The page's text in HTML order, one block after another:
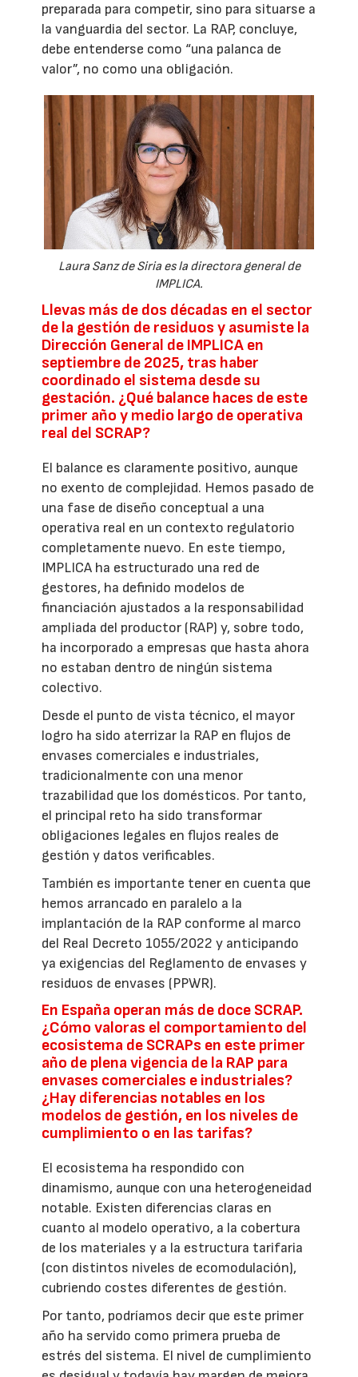
preparada para competir, sino para situarse a
la vanguardia del sector. La RAP, concluye,
debe entenderse como “una palanca de
valor”, no como una obligación.
Laura Sanz de Siria es la directora general de
IMPLICA.
Llevas más de dos décadas en el sector
de la gestión de residuos y asumiste la
Dirección General de IMPLICA en
septiembre de 2025, tras haber
coordinado el sistema desde su
gestación. ¿Qué balance haces de este
primer año y medio largo de operativa
real del SCRAP?
El balance es claramente positivo, aunque
no exento de complejidad. Hemos pasado de
una fase de diseño conceptual a una
operativa real en un contexto regulatorio
completamente nuevo. En este tiempo,
IMPLICA ha estructurado una red de
gestores, ha definido modelos de
financiación ajustados a la responsabilidad
ampliada del productor (RAP) y, sobre todo,
ha incorporado a empresas que hasta ahora
no estaban dentro de ningún sistema
colectivo.
Desde el punto de vista técnico, el mayor
logro ha sido aterrizar la RAP en flujos de
envases comerciales e industriales,
tradicionalmente con una menor
trazabilidad que los domésticos. Por tanto,
el principal reto ha sido transformar
obligaciones legales en flujos reales de
gestión y datos verificables.
También es importante tener en cuenta que
hemos arrancado en paralelo a la
implantación de la RAP conforme al marco
del Real Decreto 1055/2022 y anticipando
ya exigencias del Reglamento de envases y
residuos de envases (PPWR).
En España operan más de doce SCRAP.
¿Cómo valoras el comportamiento del
ecosistema de SCRAPs en este primer
año de plena vigencia de la RAP para
envases comerciales e industriales?
¿Hay diferencias notables en los
modelos de gestión, en los niveles de
cumplimiento o en las tarifas?
El ecosistema ha respondido con
dinamismo, aunque con una heterogeneidad
notable. Existen diferencias claras en
cuanto al modelo operativo, a la cobertura
de los materiales y a la estructura tarifaria
(con distintos niveles de ecomodulación),
cubriendo costes diferentes de gestión.
Por tanto, podríamos decir que este primer
año ha servido como primera prueba de
estrés del sistema. El nivel de cumplimiento